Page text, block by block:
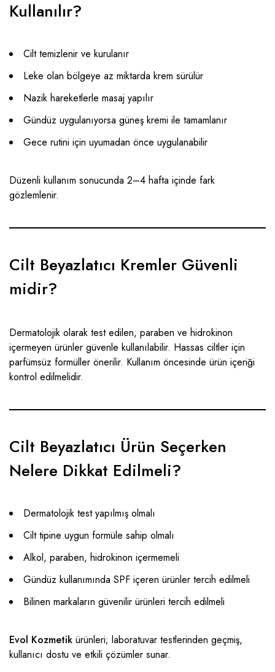
Kullanılır?
Cilt temizlenir ve kurulanır
Leke olan bölgeye az miktarda krem sürülür
Nazik hareketlerle masaj yapılır
Gündüz uygulanıyorsa güneş kremi ile tamamlanır
Gece rutini için uyumadan önce uygulanabilir
Düzenli kullanım sonucunda 2–4 hafta içinde fark
gözlemlenir.
Cilt Beyazlatıcı Kremler Güvenli
midir?
Dermatolojik olarak test edilen, paraben ve hidrokinon
içermeyen ürünler güvenle kullanılabilir. Hassas ciltler için
parfümsüz formüller önerilir. Kullanım öncesinde ürün içeriği
kontrol edilmelidir.
Cilt Beyazlatıcı Ürün Seçerken
Nelere Dikkat Edilmeli?
Dermatolojik test yapılmış olmalı
Cilt tipine uygun formüle sahip olmalı
Alkol, paraben, hidrokinon içermemeli
Gündüz kullanımında SPF içeren ürünler tercih edilmeli
Bilinen markaların güvenilir ürünleri tercih edilmeli
Evol Kozmetik ürünleri; laboratuvar testlerinden geçmiş,
kullanıcı dostu ve etkili çözümler sunar.